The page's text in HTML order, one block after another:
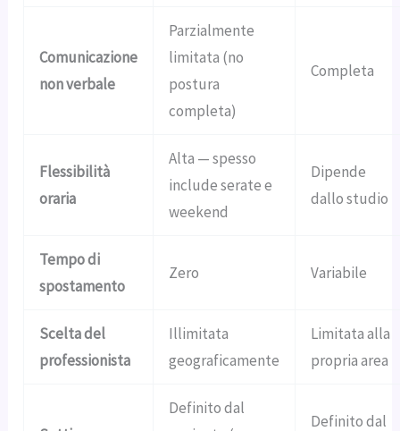
Comunicazione
non verbale
Parzialmente
limitata (no
postura
completa)
Completa
Flessibilità
oraria
Alta — spesso
include serate e
weekend
Dipende
dallo studio
Tempo di
spostamento
Zero Variabile
Scelta del
professionista
Illimitata
geograficamente
Limitata alla
propria area
Definito dal
Definito dal